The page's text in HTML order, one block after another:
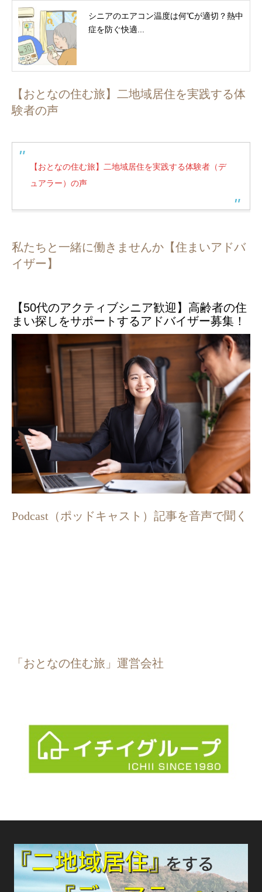
シニアのエアコン温度は何℃が適切？熱中
症を防ぐ快適...
【おとなの住む旅】二地域居住を実践する体
験者の声
【おとなの住む旅】二地域居住を実践する体験者（デ
ュアラー）の声
私たちと一緒に働きませんか【住まいアドバ
イザー】
【50代のアクティブシニア歓迎】高齢者の住
まい探しをサポートするアドバイザー募集！
Podcast（ポッドキャスト）記事を音声で聞く
「おとなの住む旅」運営会社